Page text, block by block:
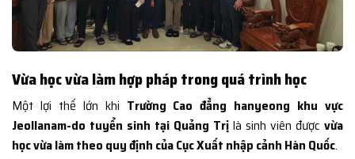
Vừa học vừa làm hợp pháp trong quá trình học
Một lợi thế lớn khi Trường Cao đẳng hanyeong khu vực
Jeollanam-do tuyển sinh tại Quảng Trị là sinh viên được vừa
học vừa làm theo quy định của Cục Xuất nhập cảnh Hàn Quốc.